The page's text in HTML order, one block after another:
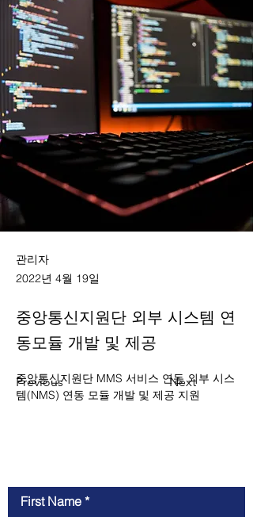
관리자
2022년 4월 19일
중앙통신지원단 외부 시스템 연
동모듈 개발 및 제공
Previous Next
중앙통신지원단 MMS 서비스 연동 외부 시스
템(NMS) 연동 모듈 개발 및 제공 지원
First Name